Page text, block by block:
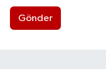
Gönder